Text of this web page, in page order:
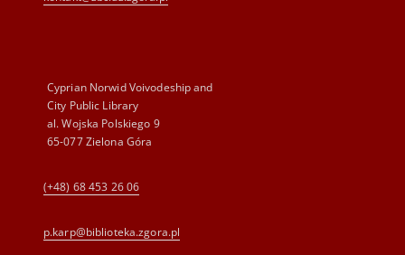
Cyprian Norwid Voivodeship and
City Public Library
al. Wojska Polskiego 9
65-077 Zielona Góra
(+48) 68 453 26 06
p.karp@biblioteka.zgora.pl